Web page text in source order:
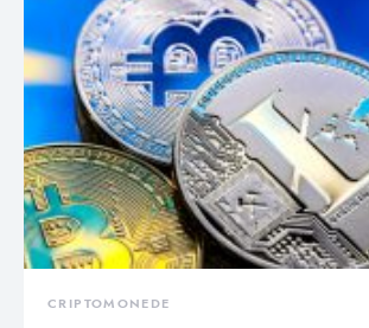
CRIPTOMONEDE